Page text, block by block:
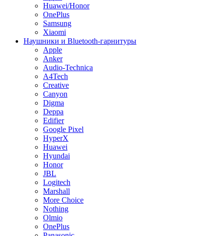
Huawei/Honor
OnePlus
Samsung
Xiaomi
Наушники и Bluetooth-гарнитуры
Apple
Anker
Audio-Technica
A4Tech
Creative
Canyon
Digma
Deppa
Edifier
Google Pixel
HyperX
Huawei
Hyundai
Honor
JBL
Logitech
Marshall
More Choice
Nothing
Olmio
OnePlus